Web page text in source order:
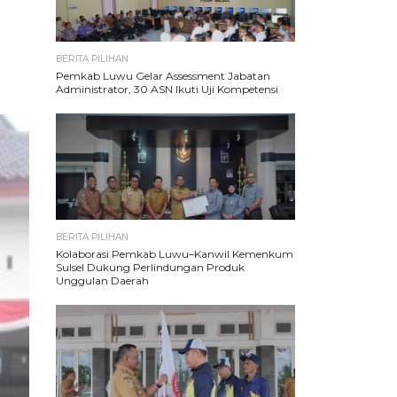
BERITA PILIHAN
Pemkab Luwu Gelar Assessment Jabatan
Administrator, 30 ASN Ikuti Uji Kompetensi
BERITA PILIHAN
Kolaborasi Pemkab Luwu–Kanwil Kemenkum
Sulsel Dukung Perlindungan Produk
Unggulan Daerah